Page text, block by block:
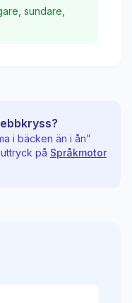
sundare
i bäcken än i ån”
på Språkmotor